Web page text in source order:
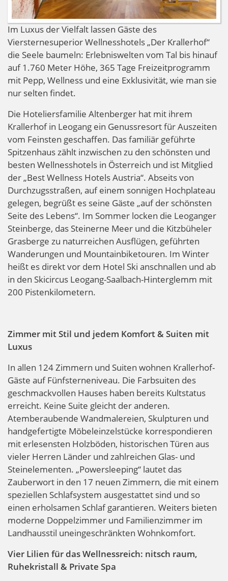
Im Luxus der Vielfalt lassen Gäste des
Viersternesuperior Wellnesshotels „Der Krallerhof“
die Seele baumeln: Erlebniswelten vom Tal bis hinauf
auf 1.760 Meter Höhe, 365 Tage Freizeitprogramm
mit Pepp, Wellness und eine Exklusivität, wie man sie
nur selten findet.
Die Hoteliersfamilie Altenberger hat mit ihrem
Krallerhof in Leogang ein Genussresort für Auszeiten
vom Feinsten geschaffen. Das familiär geführte
Spitzenhaus zählt inzwischen zu den schönsten und
besten Wellnesshotels in Österreich und ist Mitglied
der „Best Wellness Hotels Austria“. Abseits von
Durchzugsstraßen, auf einem sonnigen Hochplateau
gelegen, begrüßt es seine Gäste „auf der schönsten
Seite des Lebens“. Im Sommer locken die Leoganger
Steinberge, das Steinerne Meer und die Kitzbüheler
Grasberge zu naturreichen Ausflügen, geführten
Wanderungen und Mountainbiketouren. Im Winter
heißt es direkt vor dem Hotel Ski anschnallen und ab
in den Skicircus Leogang-Saalbach-Hinterglemm mit
200 Pistenkilometern.
Zimmer mit Stil und jedem Komfort & Suiten mit
Luxus
In allen 124 Zimmern und Suiten wohnen Krallerhof-
Gäste auf Fünfsterneniveau. Die Farbsuiten des
geschmackvollen Hauses haben bereits Kultstatus
erreicht. Keine Suite gleicht der anderen.
Atemberaubende Wandmalereien, Skulpturen und
handgefertigte Möbeleinzelstücke korrespondieren
mit erlesensten Holzböden, historischen Türen aus
vieler Herren Länder und zahlreichen Glas- und
Steinelementen. „Powersleeping“ lautet das
Zauberwort in den 17 neuen Zimmern, die mit einem
speziellen Schlafsystem ausgestattet sind und so
einen erholsamen Schlaf garantieren. Weiters bieten
moderne Doppelzimmer und Familienzimmer im
Landhausstil uneingeschränkten Wohnkomfort.
Vier Lilien für das Wellnessreich: nitsch raum,
Ruhekristall & Private Spa